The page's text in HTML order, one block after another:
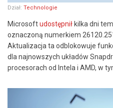
Dział: Technologie
Microsoftudostępniłkilka dni
oznaczoną numerkiem
Aktualizacja ta odblokowuje
dla najnowszych układów
procesorach od Intela i AMD, w